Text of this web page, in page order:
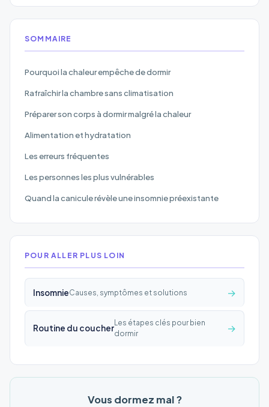
SOMMAIRE
Pourquoi la chaleur empêche de dormir
Rafraîchir la chambre sans climatisation
Préparer son corps à dormir malgré la chaleur
Alimentation et hydratation
Les erreurs fréquentes
Les personnes les plus vulnérables
Quand la canicule révèle une insomnie préexistante
POUR ALLER PLUS LOIN
InsomnieCauses, symptômes et solutions →
Routine du coucher
Les étapes clés pour bien
dormir
→
Vous dormez mal ?